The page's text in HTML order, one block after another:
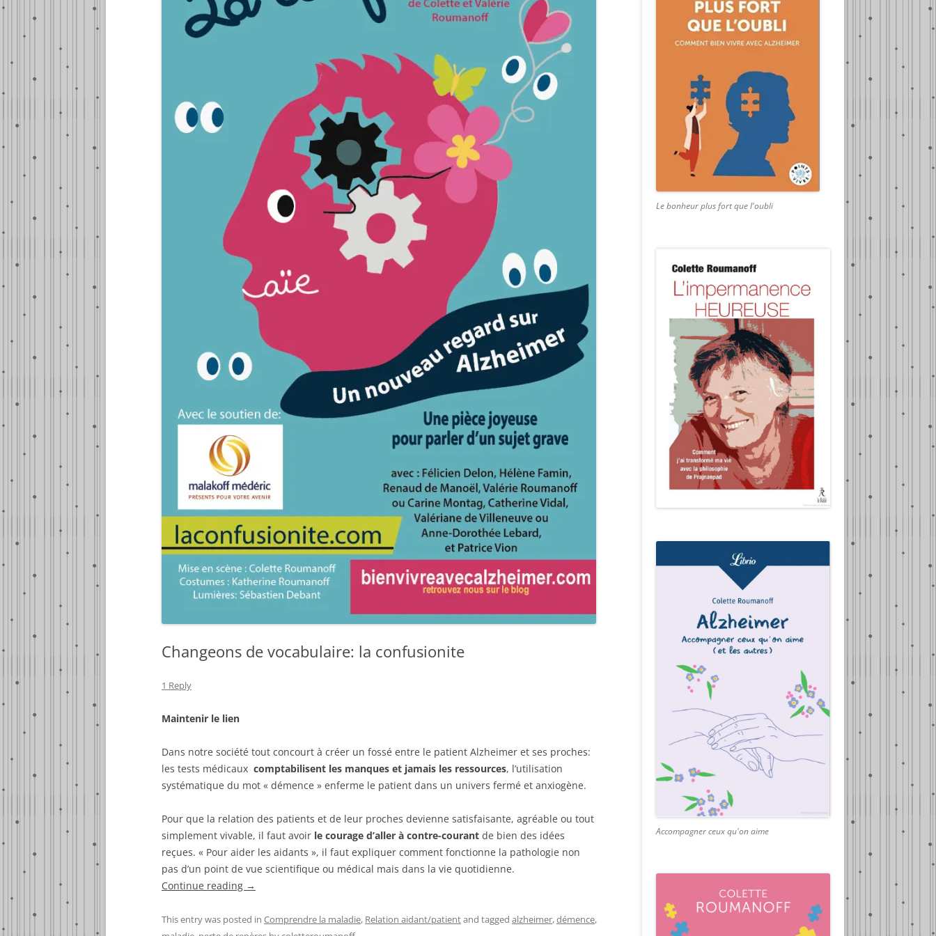
Changeons de vocabulaire: la confusionite
1 Reply
Maintenir le lien
Dans notre société tout concourt à créer un fossé entre le patient Alzheimer et ses proches:
les tests médicaux comptabilisent les manques et jamais les ressources, l’utilisation
systématique du mot « démence » enferme le patient dans un univers fermé et anxiogène.
Pour que la relation des patients et de leur proches devienne satisfaisante, agréable ou tout
simplement vivable, il faut avoir le courage d’aller à contre-courant de bien des idées
reçues. « Pour aider les aidants », il faut expliquer comment fonctionne la pathologie non
pas d’un point de vue scientifique ou médical mais dans la vie quotidienne.
Continue reading →
This entry was posted in Comprendre la maladie, Relation aidant/patientand tagged alzheimer,démence,
Le bonheur plus fort que l'oubli
Accompagner ceux qu'on aime